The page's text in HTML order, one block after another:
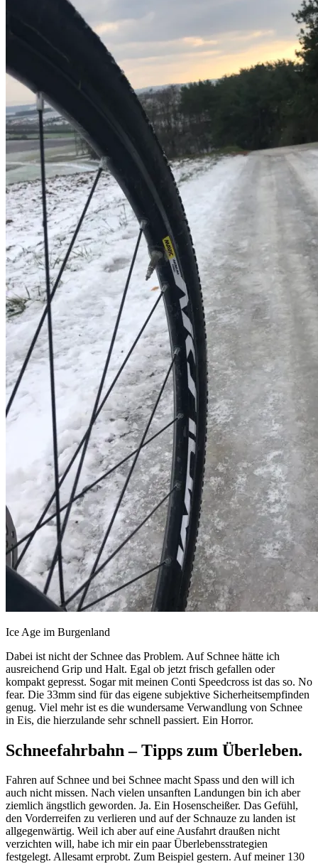
Ice Age im Burgenland
Dabei ist nicht der Schnee das Problem. Auf Schnee hätte ich
ausreichend Grip und Halt. Egal ob jetzt frisch gefallen oder
kompakt gepresst. Sogar mit meinen Conti Speedcross ist das so. No
fear. Die 33mm sind für das eigene subjektive Sicherheitsempfinden
genug. Viel mehr ist es die wundersame Verwandlung von Schnee
in Eis, die hierzulande sehr schnell passiert. Ein Horror.
Schneefahrbahn – Tipps zum Überleben.
Fahren auf Schnee und bei Schnee macht Spass und den will ich
auch nicht missen. Nach vielen unsanften Landungen bin ich aber
ziemlich ängstlich geworden. Ja. Ein Hosenscheißer. Das Gefühl,
den Vorderreifen zu verlieren und auf der Schnauze zu landen ist
allgegenwärtig. Weil ich aber auf eine Ausfahrt draußen nicht
verzichten will, habe ich mir ein paar Überlebensstrategien
festgelegt. Allesamt erprobt. Zum Beispiel gestern. Auf meiner 130